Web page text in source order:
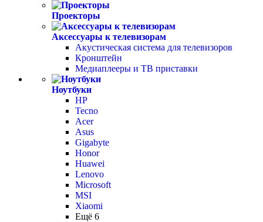
Проекторы
Аксессуары к телевизорам
Акустическая система для телевизоров
Кронштейн
Медиаплееры и ТВ приставки
Ноутбуки
HP
Tecno
Acer
Asus
Gigabyte
Honor
Huawei
Lenovo
Microsoft
MSI
Xiaomi
Ещё 6